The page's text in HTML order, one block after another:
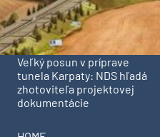
Veľký posun v príprave
tunela Karpaty: NDS hľadá
zhotoviteľa projektovej
dokumentácie